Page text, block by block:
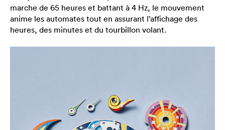
marche de 65 heures et battant à 4 Hz, le mouvement
anime les automates tout en assurant l’affichage des
heures, des minutes et du tourbillon volant.